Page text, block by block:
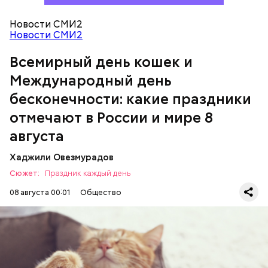
Новости СМИ2
Новости СМИ2
Всемирный день кошек и
Международный день
бесконечности: какие праздники
отмечают в России и мире 8
августа
Хаджили Овезмурадов
Сюжет:
Праздник каждый день
08 августа 00:01
Общество
Инициатором Всемирного дня кошек в 2002 году
стал международный фонд Animal Welfare. В этот
праздник котам демонстрируют свою любовь и
Международный день бесконечности
День малины со сливками